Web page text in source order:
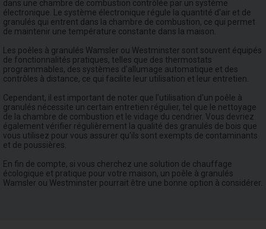
dans une chambre de combustion contrôlée par un système
électronique. Le système électronique régule la quantité d'air et de
granulés qui entrent dans la chambre de combustion, ce qui permet
de maintenir une température constante dans la maison.
Les poêles à granulés Wamsler ou Westminster sont souvent équipés
de fonctionnalités pratiques, telles que des thermostats
programmables, des systèmes d'allumage automatique et des
contrôles à distance, ce qui facilite leur utilisation et leur entretien.
Cependant, il est important de noter que l'utilisation d'un poêle à
granulés nécessite un certain entretien régulier, tel que le nettoyage
de la chambre de combustion et le vidage du cendrier. Vous devriez
également vérifier régulièrement la qualité des granulés de bois que
vous utilisez pour vous assurer qu'ils sont exempts de contaminants
et de poussières.
En fin de compte, si vous cherchez une solution de chauffage
écologique et pratique pour votre maison, un poêle à granulés
Wamsler ou Westminster pourrait être une bonne option à considérer.